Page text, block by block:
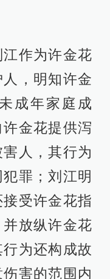
作为许金花
，明知许金
成年家庭成
金花提供泻
人，其行为
罪；刘江明
受许金花指
放纵许金花
为还构成故
害的范围内